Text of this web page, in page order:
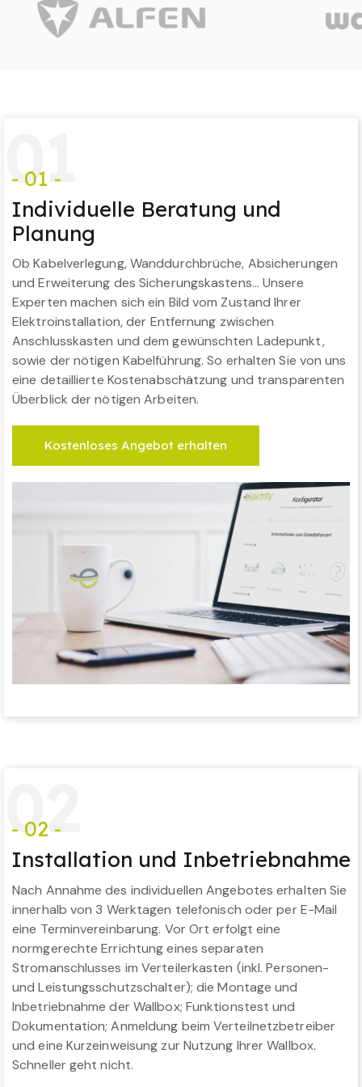
01
- 01 -
Individuelle Beratung und
Planung
Ob Kabelverlegung, Wanddurchbrüche, Absicherungen
und Erweiterung des Sicherungskastens… Unsere
Experten machen sich ein Bild vom Zustand Ihrer
Elektroinstallation, der Entfernung zwischen
Anschlusskasten und dem gewünschten Ladepunkt,
sowie der nötigen Kabelführung. So erhalten Sie von uns
eine detaillierte Kostenabschätzung und transparenten
Überblick der nötigen Arbeiten.
Kostenloses Angebot erhalten
02
- 02 -
Installation und Inbetriebnahme
Nach Annahme des individuellen Angebotes erhalten Sie
innerhalb von 3 Werktagen telefonisch oder per E-Mail
eine Terminvereinbarung. Vor Ort erfolgt eine
normgerechte Errichtung eines separaten
Stromanschlusses im Verteilerkasten (inkl. Personen-
und Leistungsschutzschalter); die Montage und
Inbetriebnahme der Wallbox; Funktionstest und
Dokumentation; Anmeldung beim Verteilnetzbetreiber
und eine Kurzeinweisung zur Nutzung Ihrer Wallbox.
Schneller geht nicht.